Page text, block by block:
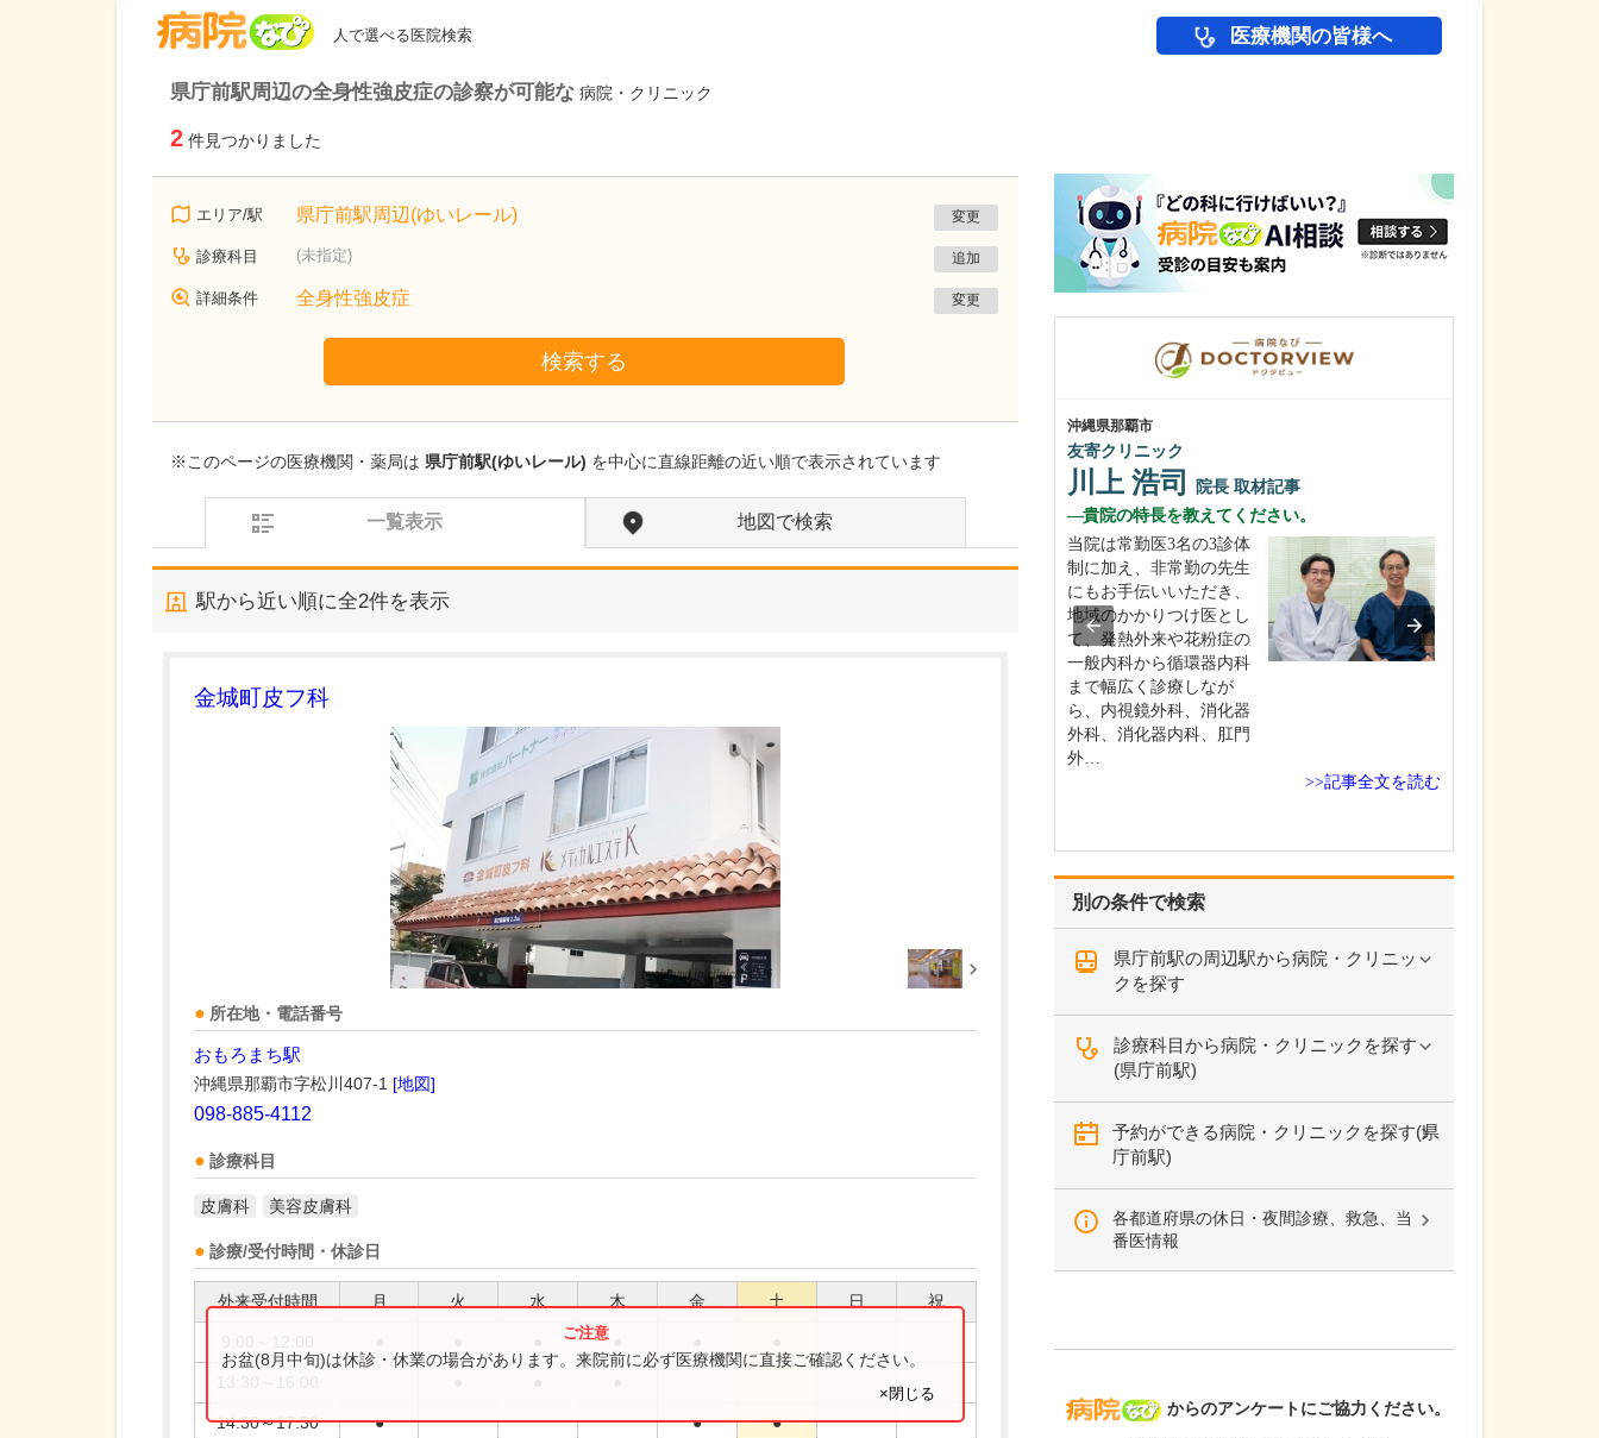
人で選べる医院検索 医療機関の皆様へ
県庁前駅周辺の全身性強皮症の診察が可能な 病院・クリニック
2 件見つかりました
エリア/駅 県庁前駅周辺(ゆいレール) 変更
診療科目 (未指定) 追加
詳細条件 全身性強皮症 変更
検索する
※このページの医療機関・薬局は 県庁前駅(ゆいレール) を中心に直線距離の近い順で表示されています
一覧表示 地図で検索
駅から近い順に全2件を表示
金城町皮フ科
所在地・電話番号
おもろまち駅
沖縄県那覇市字松川407-1 [地図]
098-885-4112
診療科目
皮膚科 美容皮膚科
診療/受付時間・休診日
外来受付時間 月 火 水 木 金 土 日 祝
14:30～17:30 ● ● ●
お盆(8月中旬)は休診・休業の場合があります。来院前に必ず医療機関に直接ご確認ください。
×閉じる
別の条件で検索
県庁前駅の周辺駅から病院・クリニッ
クを探す
診療科目から病院・クリニックを探す
(県庁前駅)
予約ができる病院・クリニックを探す(県
庁前駅)
各都道府県の休日・夜間診療、救急、当
番医情報
病院なび
からのアンケートにご協力ください。
沖縄県那覇市
友寄クリニック
川上 浩司 院長 取材記事
貴院の特長を教えてください。
当院は常勤医3名の3診体
制に加え、非常勤の先生
にもお手伝いいただき、
地域のかかりつけ医とし
て、発熱外来や花粉症の
一般内科から循環器内科
まで幅広く診療しなが
ら、内視鏡外科、消化器
外科、消化器内科、肛門
外…
>>記事全文を読む
神奈川県横浜市鶴見区
高橋まことエキナカクリニック鶴見
齊藤 志子 副院長
どのような診療を得意とされていますか?
時間は、通勤・通学の前
後や家事の合間にも立ち
寄れるように、平日は朝